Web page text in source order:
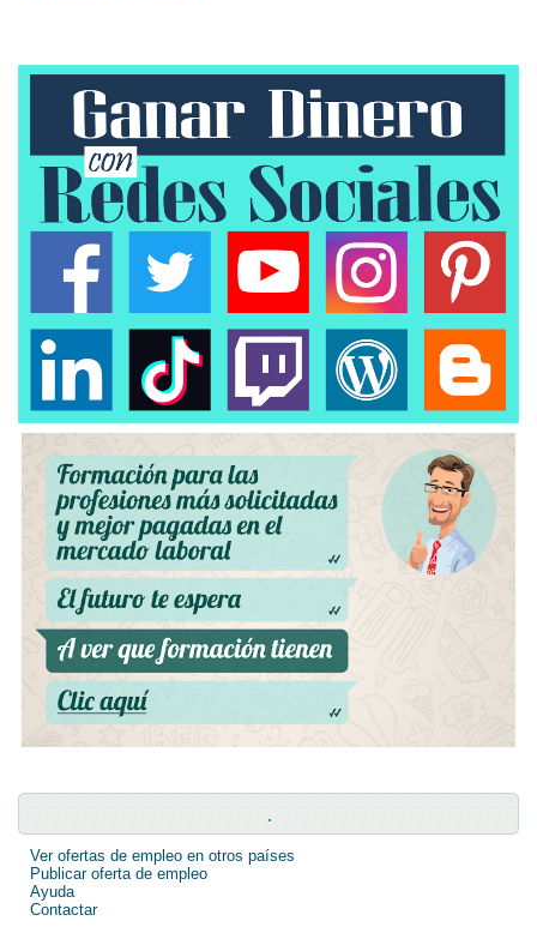
.
Ver ofertas de empleo en otros países
Publicar oferta de empleo
Ayuda
Contactar